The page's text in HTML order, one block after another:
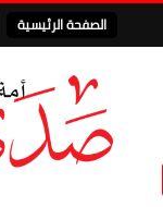
الصفحة الرئيسية